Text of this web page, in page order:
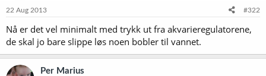
22 Aug 2013 #322
Nå er det vel minimalt med trykk ut fra akvarieregulatorene,
de skal jo bare slippe løs noen bobler til vannet.
Per Marius